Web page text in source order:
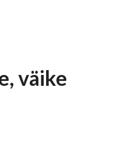
väike